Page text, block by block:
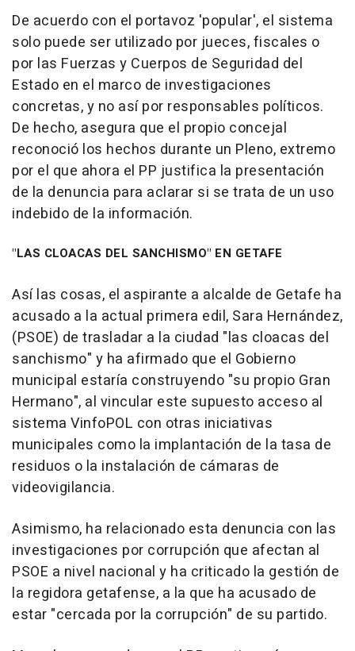
De acuerdo con el portavoz 'popular', el sistema
solo puede ser utilizado por jueces, fiscales o
por las Fuerzas y Cuerpos de Seguridad del
Estado en el marco de investigaciones
concretas, y no así por responsables políticos.
De hecho, asegura que el propio concejal
reconoció los hechos durante un Pleno, extremo
por el que ahora el PP justifica la presentación
de la denuncia para aclarar si se trata de un uso
indebido de la información.
"LAS CLOACAS DEL SANCHISMO" EN GETAFE
Así las cosas, el aspirante a alcalde de Getafe ha
acusado a la actual primera edil, Sara Hernández,
(PSOE) de trasladar a la ciudad "las cloacas del
sanchismo" y ha afirmado que el Gobierno
municipal estaría construyendo "su propio Gran
Hermano", al vincular este supuesto acceso al
sistema VinfoPOL con otras iniciativas
municipales como la implantación de la tasa de
residuos o la instalación de cámaras de
videovigilancia.
Asimismo, ha relacionado esta denuncia con las
investigaciones por corrupción que afectan al
PSOE a nivel nacional y ha criticado la gestión de
la regidora getafense, a la que ha acusado de
estar "cercada por la corrupción" de su partido.